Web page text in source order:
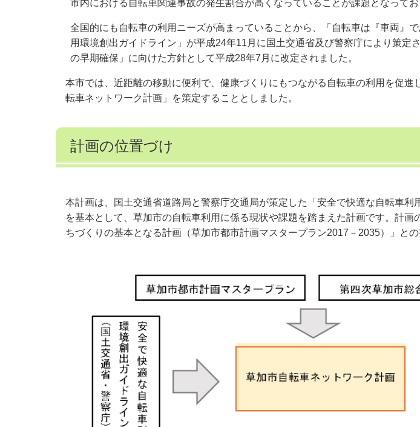
市内における自転車関連事故の発生割合が高くなっていることが課題となって
全国的にも自転車の利用ニーズが高まっていることから、「自転車は『車両』
用環境創出ガイドライン」が平成24年11月に国土交通省及び警察庁により策
の早期確保」に向けた方針として平成28年7月に改定されました。
本市では、近距離の移動に便利で、健康づくりにもつながる自転車の利用を促
転車ネットワーク計画」を策定することとしました。
計画の位置づけ
本計画は、国土交通省道路局と警察庁交通局が策定した「安全で快適な自転車
を基本として、草加市の自転車利用に係る現状や課題を踏まえた計画です。計
ちづくりの基本となる計画（草加市都市計画マスタープラン2017－2035）」との